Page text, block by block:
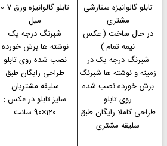
تابلو گالوانیزه سفارشی
مشتری
در حال ساخت ( عکس
نیمه تمام )
شبرنگ درجه یک در
زمینه و نوشته ها شبرنگ
برش خورده نصب شده
روی تابلو
طراحی کاملا رایگان طبق
سلیقه مشتری
تابلو گالوانیزه ورق 0.7
میل
شبرنگ درجه یک
نوشته ها برش خورده
نصب شده روی تابلو
طراحی رایگان طبق
سلیقه مشتریان
سایز تابلو در عکس :
120×90 سانت